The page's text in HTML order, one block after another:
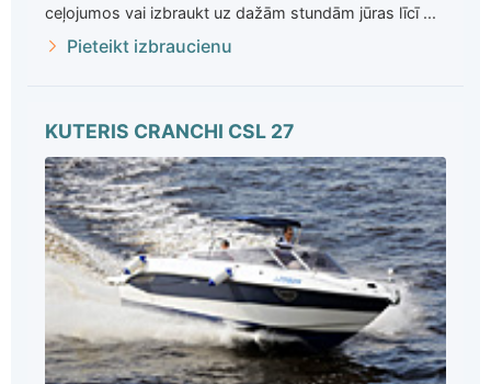
ceļojumos vai izbraukt uz dažām stundām jūras līcī ...
Pieteikt izbraucienu
KUTERIS CRANCHI CSL 27